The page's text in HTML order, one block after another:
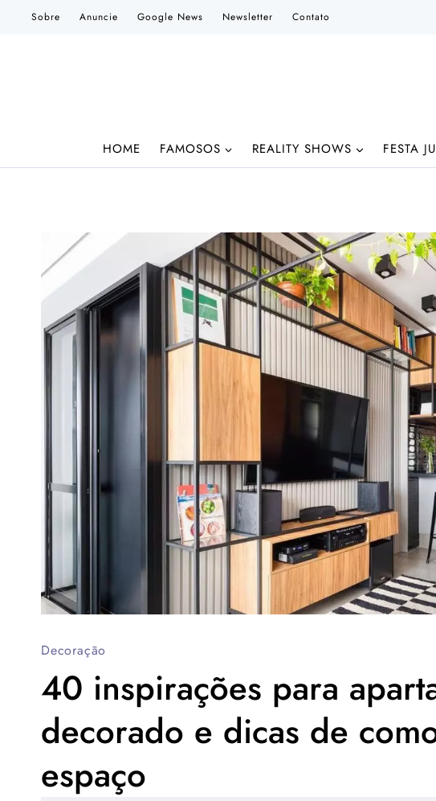
Sobre Anuncie Google News Newsletter Contato
HOME FAMOSOS REALITY SHOWS FESTA
Decoração
40 inspirações para
decorado e dicas de
espaço